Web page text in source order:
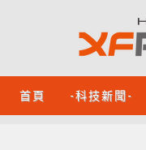
首頁 -科技新聞-